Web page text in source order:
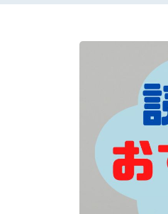
小学1年生
幼稚園・保育園
科学・プログラミング
ファッション・美容
行事・イベント
こそだてマンガ